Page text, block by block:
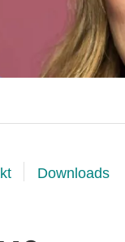
Downloads